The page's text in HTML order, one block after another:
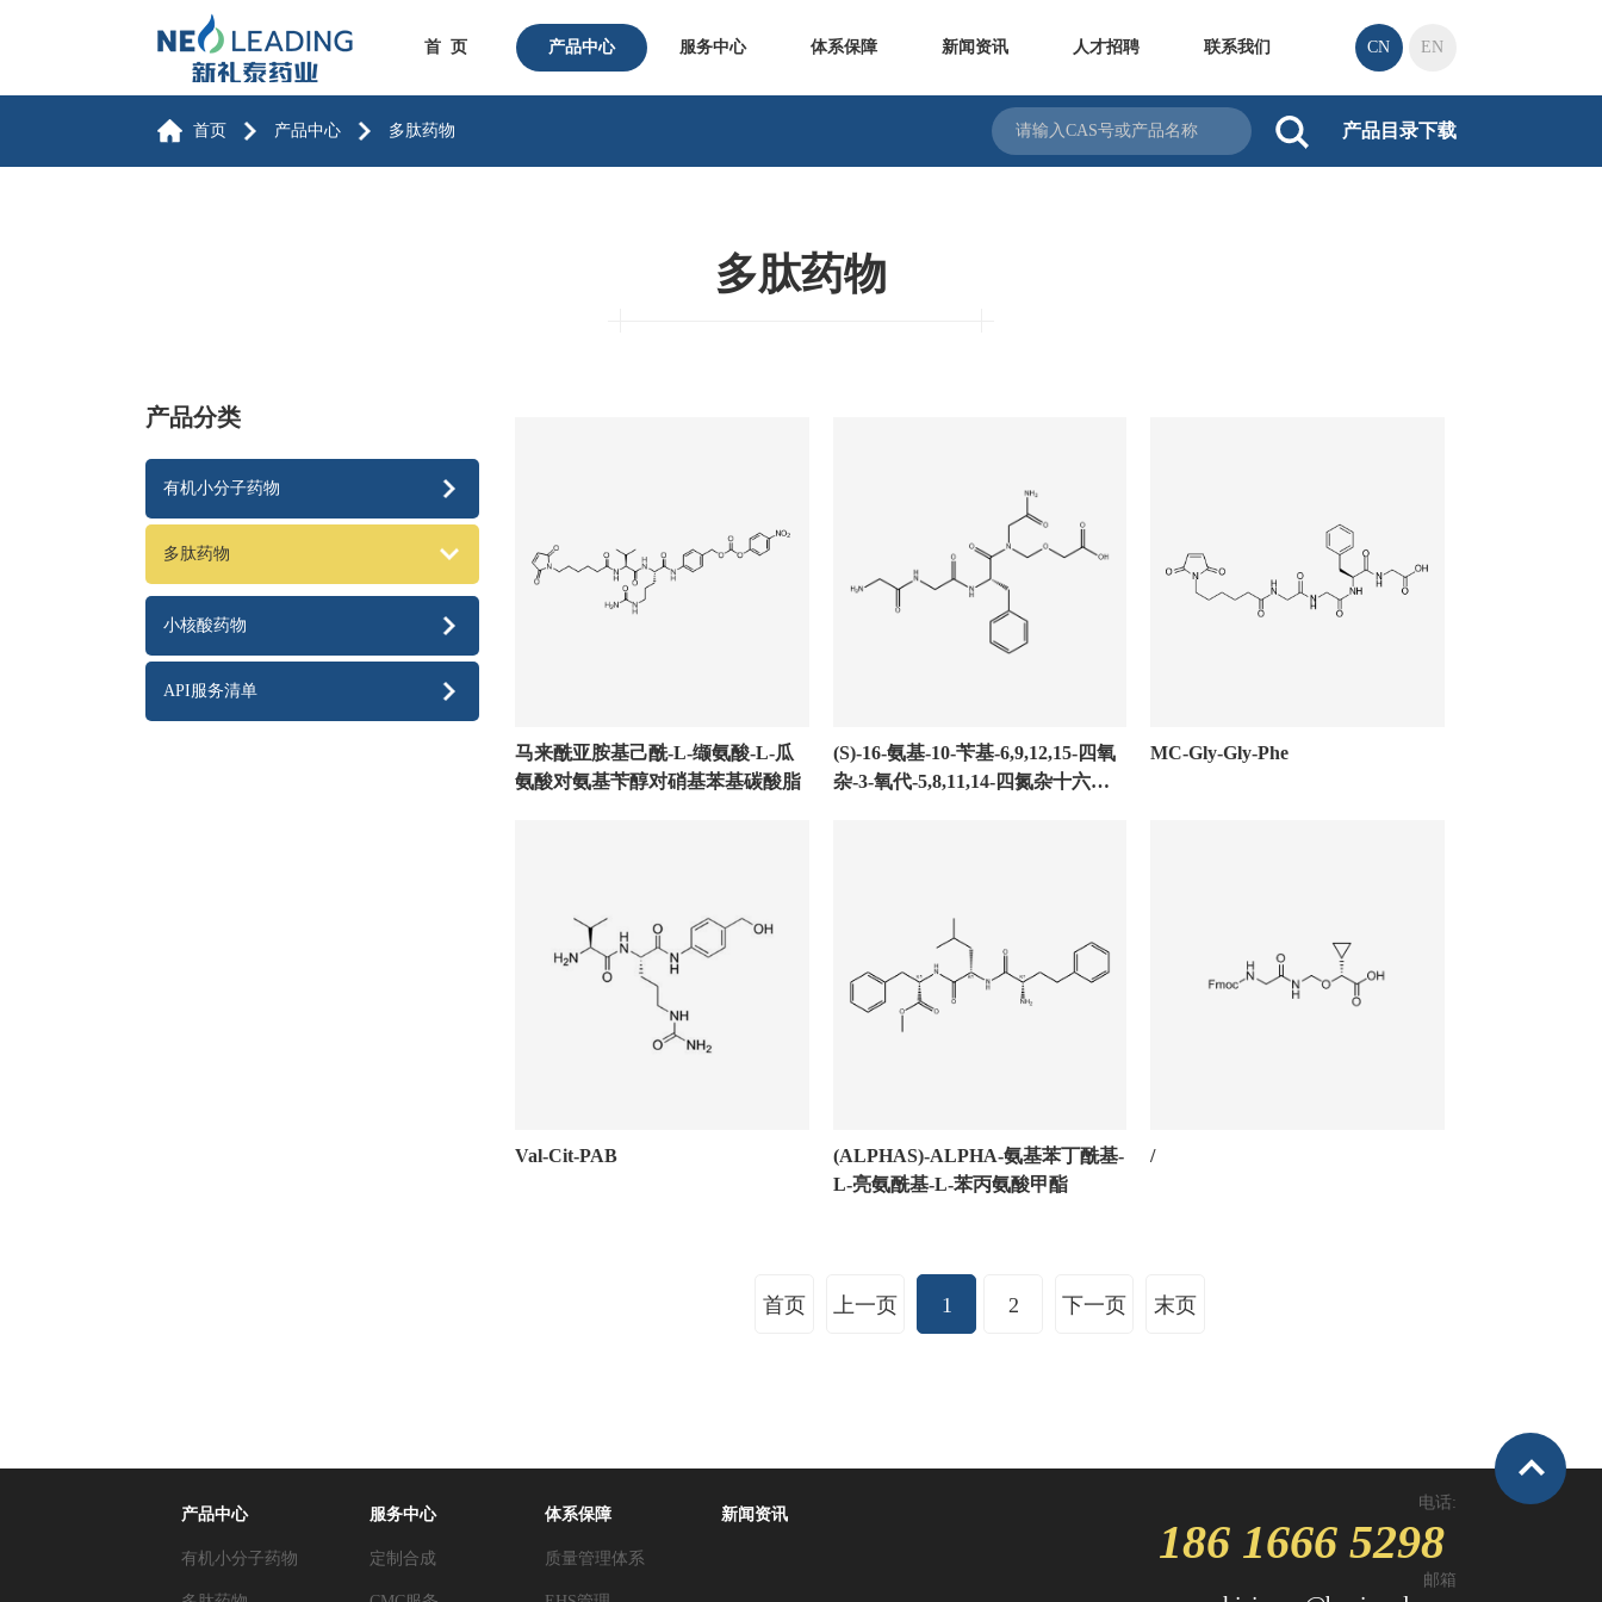
首 页 产品中心 服务中心 体系保障 新闻资讯 人才招聘 联系我们 CN EN
首页 产品中心 多肽药物 产品目录下载
多肽药物
产品分类
有机小分子药物
多肽药物
小核酸药物
API服务清单
马来酰亚胺基己酰-L-缬氨酸-L-瓜
氨酸对氨基苄醇对硝基苯基碳酸脂
(S)-16-氨基-10-苄基-6,9,12,15-四氧
杂-3-氧代-5,8,11,14-四氮杂十六烷
MC-Gly-Gly-Phe
Val-Cit-PAB
(ALPHAS)-ALPHA-氨基苯丁酰基-
L-亮氨酰基-L-苯丙氨酸甲酯
/
首页 上一页 1 2 下一页 末页
产品中心
有机小分子药物
服务中心
定制合成
体系保障
质量管理体系
新闻资讯
电话:
186 1666 5298
邮箱